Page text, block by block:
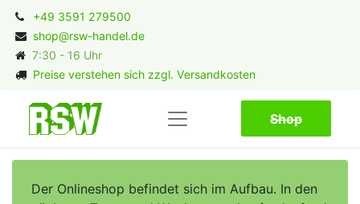
+49 3591 279500
shop@rsw-handel.de
7:30 - 16 Uhr
Preise verstehen sich zzgl. Versandkosten
Shop​​​​
Der Onlineshop befindet sich im Aufbau. In den